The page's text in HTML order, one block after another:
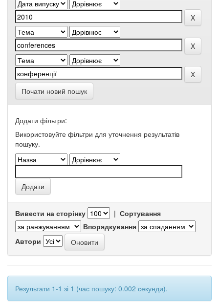
Почати новий пошук
Додати фільтри:
Використовуйте фільтри для уточнення результатів
пошуку.
Вивести на сторінку | Сортування
Впорядкування
Автори
Результати 1-1 зі 1 (час пошуку: 0.002 секунди).